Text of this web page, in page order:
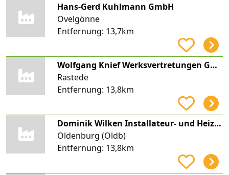
Hans-Gerd Kuhlmann GmbH
Ovelgönne
Entfernung: 13,7km
Wolfgang Knief Werksvertretungen GmbH
Rastede
Entfernung: 13,8km
Dominik Wilken Installateur- und Heizungsbau
Oldenburg (Oldb)
Entfernung: 13,8km